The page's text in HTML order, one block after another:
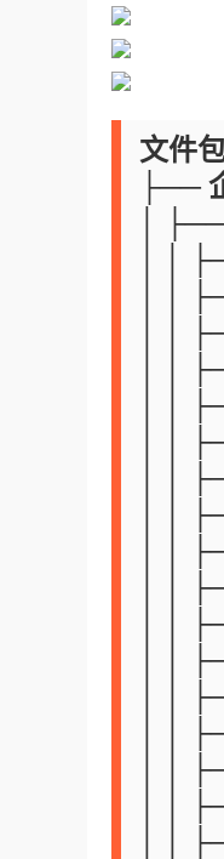
文件
├──
│
│ │
│ │
│ │
│ │
│ │
│ │
│ │
│ │
│ │
│ │
│ │
│ │
│ │
│ │
│ │
│ │
│ │